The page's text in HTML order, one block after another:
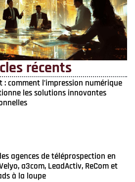
récents
: comment l’impression numérique
les solutions innovantes
agences de téléprospection en
a3com, LeadActiv, ReCom et
à la loupe